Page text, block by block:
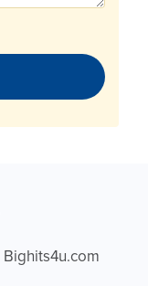
Bighits4u.com